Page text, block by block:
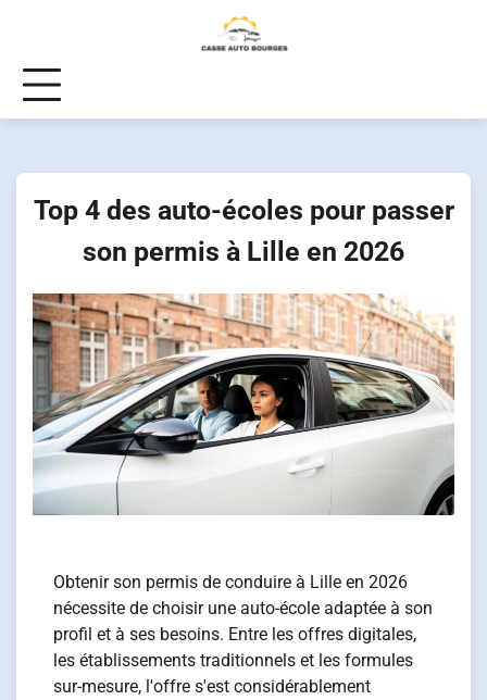
content
Top 4 des auto-écoles pour passer
son permis à Lille en 2026
Obtenir son permis de conduire à Lille en 2026
nécessite de choisir une auto-école adaptée à son
profil et à ses besoins. Entre les offres digitales,
les établissements traditionnels et les formules
sur-mesure, l'offre s'est considérablement